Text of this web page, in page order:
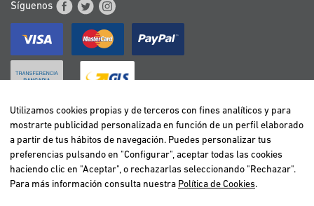
Síguenos
BELGIË / BELGIQUE
DEUTSCHLAND
ESPAÑA
FRANCE
Utilizamos cookies propias y de terceros con fines analíticos y para
mostrarte publicidad personalizada en función de un perfil elaborado
a partir de tus hábitos de navegación. Puedes personalizar tus
preferencias pulsando en "Configurar", aceptar todas las cookies
haciendo clic en "Aceptar", o rechazarlas seleccionando "Rechazar".
Para más información consulta nuestra Política de Cookies.